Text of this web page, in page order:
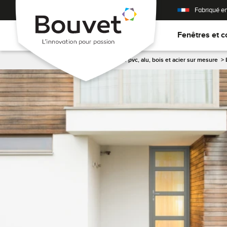
Fabriqué
Fenêtres et
Porte d'entrée pvc, alu, bois et acier sur mesure >